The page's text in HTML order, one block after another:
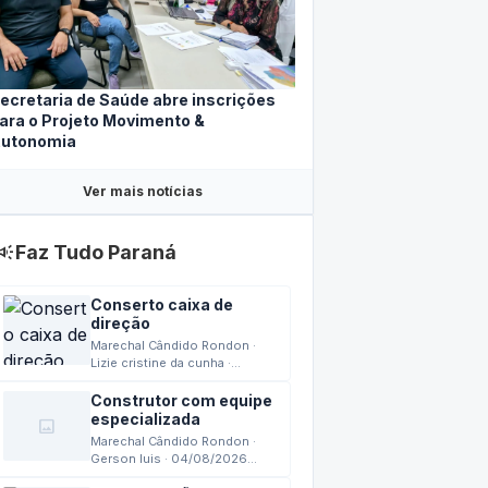
de Saúde abre inscrições
o Projeto Movimento &
Ver mais notícias
Faz Tudo Paraná
Conserto caixa de
direção
Marechal Cândido Rondon ·
Lizie cristine da cunha ·
image
Construtor com equipe
especializada
Marechal Cândido Rondon ·
Gerson luis · 04/08/2026